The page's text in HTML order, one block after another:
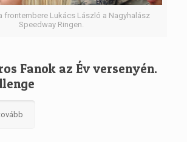
frontembere Lukács László a Nagyhalász
Speedway Ringen.
Fanok az Év versenyén.